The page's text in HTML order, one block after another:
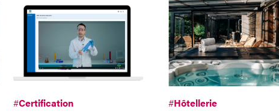
#Certification #Hôtellerie